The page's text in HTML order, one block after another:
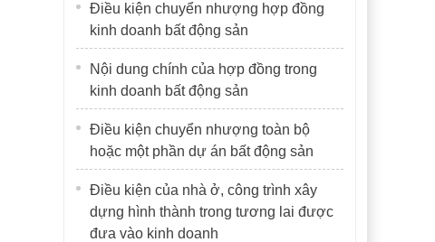
Điều kiện chuyển nhượng hợp đồng
kinh doanh bất động sản
Nội dung chính của hợp đồng trong
kinh doanh bất động sản
Điều kiện chuyển nhượng toàn bộ
hoặc một phần dự án bất động sản
Điều kiện của nhà ở, công trình xây
dựng hình thành trong tương lai được
đưa vào kinh doanh